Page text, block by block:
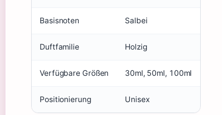
Basisnoten Salbei
Duftfamilie Holzig
Verfügbare Größen 30ml, 50ml, 100ml
Positionierung Unisex